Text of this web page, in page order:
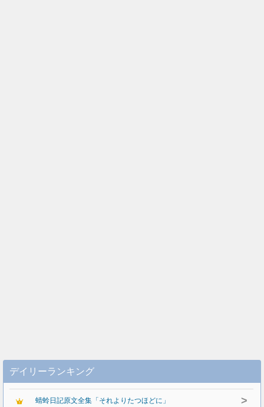
デイリーランキング
蜻蛉日記原文全集「それよりたつほどに」 >